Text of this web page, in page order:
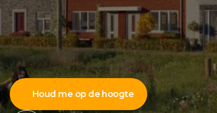
Houd me op de hoogte